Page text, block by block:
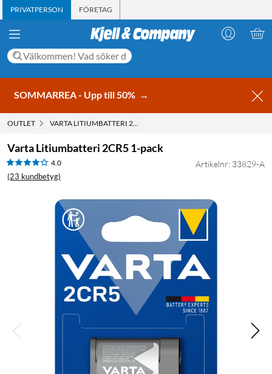
PRIVATPERSON FÖRETAG
SOMMARREA - Upp till 50% →
OUTLET VARTA LITIUMBATTERI 2CR5 1-PACK
Varta Litiumbatteri 2CR5 1-pack
4.0
(23 kundbetyg)
Artikelnr: 33829-A